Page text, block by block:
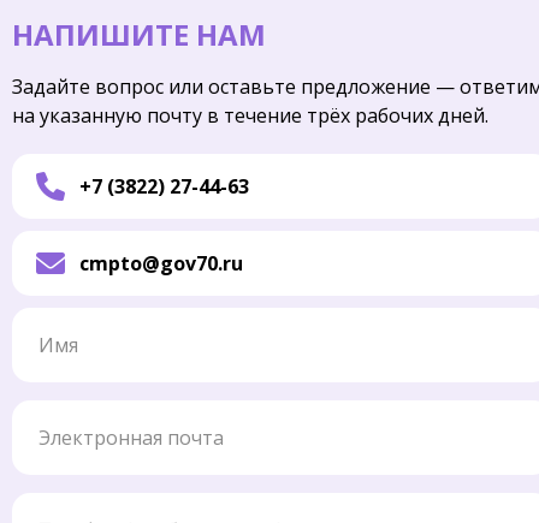
НАПИШИТЕ НАМ
Задайте вопрос или оставьте предложение —
на указанную почту в течение трёх рабочих дней.
+7 (3822) 27-44-63
cmpto@gov70.ru